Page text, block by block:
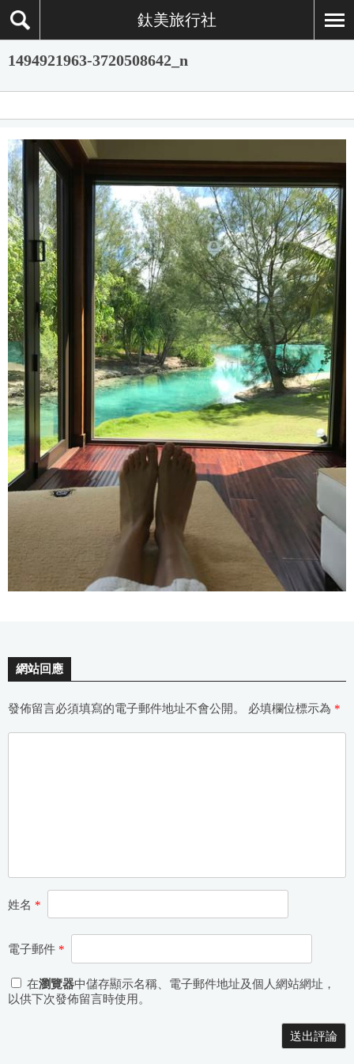
鈦美旅行社
1494921963-3720508642_n
網站回應
發佈留言必須填寫的電子郵件地址不會公開。 必填欄位標示為 *
姓名 *
電子郵件 *
在瀏覽器中儲存顯示名稱、電子郵件地址及個人網站網址，
以供下次發佈留言時使用。